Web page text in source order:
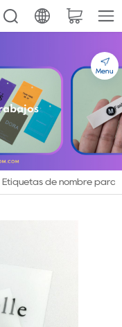
Etiquetas de nombre para
Menu